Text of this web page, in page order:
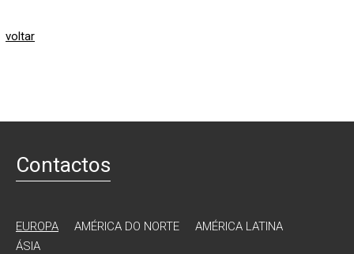
voltar
Contactos
EUROPA AMÉRICA DO NORTE
AMÉRICA LATINA
ÁSIA